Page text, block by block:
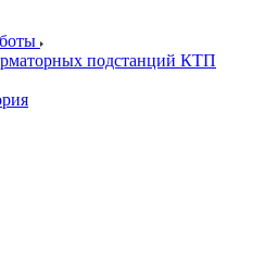
подстанций КТП